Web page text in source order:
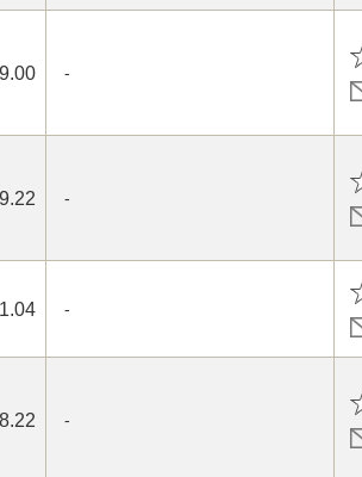
-
-
-
-